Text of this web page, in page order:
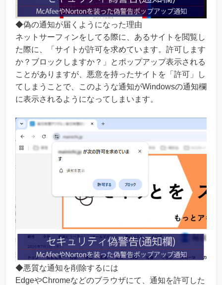
◆偽の通知が届くようになった理由
ネットサーフィンをしてる際に、あるサイトを閲覧し
た際に、「サイトが許可を求めています。許可します
か？ブロックしますか？」とポップアップ表示される
ことがありますが、悪意を持ったサイトを「許可」し
てしまうことで、このような通知がWindowsの通知欄
に表示されるようになってしまいます。
◆悪質な通知を削除するには
EdgeやChromeなどのブラウザにて、通知を許可した